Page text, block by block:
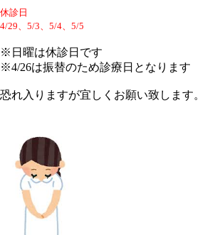
休診日
4/29、5/3、5/4、5/5
※日曜は休診日です
※4/26は振替のため診療日となります
恐れ入りますが宜しくお願い致します。